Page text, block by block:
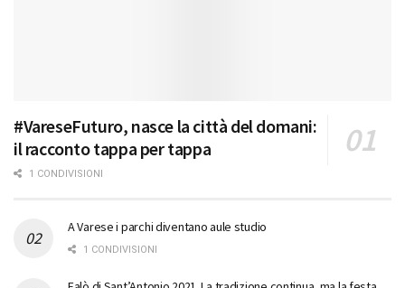
#VareseFuturo, nasce la città del domani:
il racconto tappa per tappa
1 CONDIVISIONI
A Varese i parchi diventano aule studio
1 CONDIVISIONI